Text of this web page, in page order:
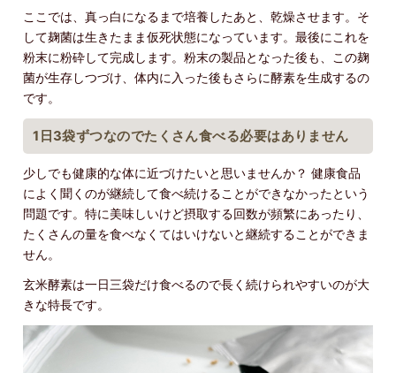
ここでは、真っ白になるまで培養したあと、乾燥させます。そ
して麹菌は生きたまま仮死状態になっています。最後にこれを
粉末に粉砕して完成します。粉末の製品となった後も、この麹
菌が生存しつづけ、体内に入った後もさらに酵素を生成するの
です。
1日3袋ずつなのでたくさん食べる必要はありません
少しでも健康的な体に近づけたいと思いませんか？ 健康食品
によく聞くのが継続して食べ続けることができなかったという
問題です。特に美味しいけど摂取する回数が頻繁にあったり、
たくさんの量を食べなくてはいけないと継続することができま
せん。
玄米酵素は一日三袋だけ食べるので長く続けられやすいのが大
きな特長です。